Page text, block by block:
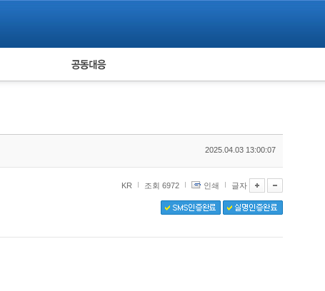
피해자 공동대응
2025.04.03 13:00:07
KR 조회 6972 인쇄 글자